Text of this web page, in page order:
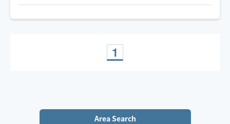
２０２５年１２月から２０２６年２月迄北海道ルスツに
てスキーヤーやスノーボーダーのケアをしていました！
1
Area Search